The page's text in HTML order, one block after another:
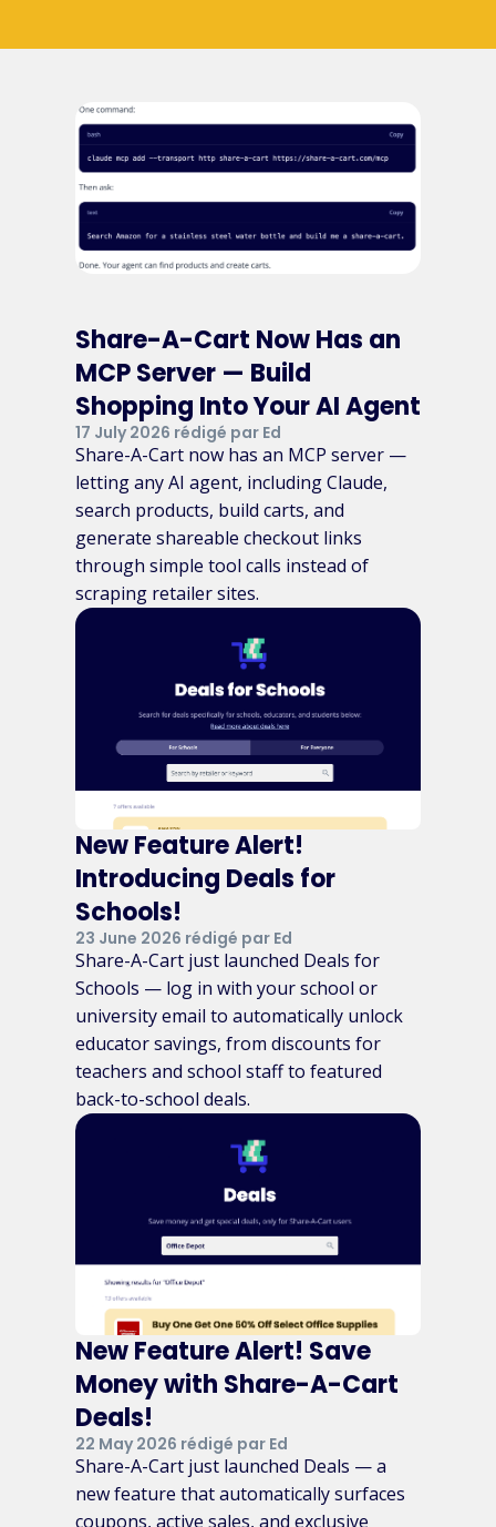
Share-A-Cart Now Has an
MCP Server — Build
Shopping Into Your AI Agent
17 July 2026 rédigé par Ed
Share-A-Cart now has an MCP server —
letting any AI agent, including Claude,
search products, build carts, and
generate shareable checkout links
through simple tool calls instead of
scraping retailer sites.
New Feature Alert!
Introducing Deals for
Schools!
23 June 2026 rédigé par Ed
Share-A-Cart just launched Deals for
Schools — log in with your school or
university email to automatically unlock
educator savings, from discounts for
teachers and school staff to featured
back-to-school deals.
New Feature Alert! Save
Money with Share-A-Cart
Deals!
22 May 2026 rédigé par Ed
Share-A-Cart just launched Deals — a
new feature that automatically surfaces
coupons, active sales, and exclusive